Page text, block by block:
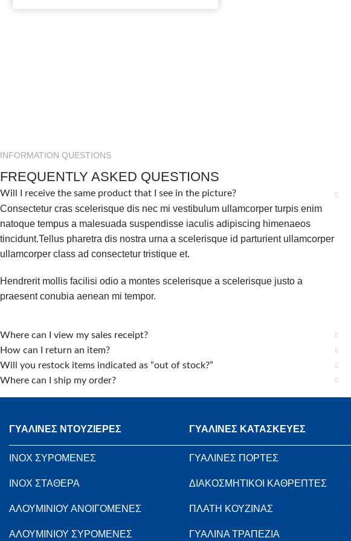
INFORMATION QUESTIONS
FREQUENTLY ASKED QUESTIONS
Will I receive the same product that I see in the picture?
Consectetur cras scelerisque dis nec mi vestibulum ullamcorper turpis enim
natoque tempus a malesuada suspendisse iaculis adipiscing himenaeos
tincidunt.Tellus pharetra dis nostra urna a scelerisque id parturient ullamcorper
ullamcorper class ad consectetur tristique et.
Hendrerit mollis facilisi odio a montes scelerisque a scelerisque justo a
praesent conubia aenean mi tempor.
Where can I view my sales receipt?
How can I return an item?
Will you restock items indicated as “out of stock?”
Where can I ship my order?
ΓΥΑΛΙΝΕΣ ΝΤΟΥΖΙΕΡΕΣ
INOX ΣΥΡΟΜΕΝΕΣ
INOX ΣΤΑΘΕΡΑ
ΑΛΟΥΜΙΝΙΟΥ ΑΝΟΙΓΟΜΕΝΕΣ
ΑΛΟΥΜΙΝΙΟΥ ΣΥΡΟΜΕΝΕΣ
ΓΥΑΛΙΝΕΣ ΚΑΤΑΣΚΕΥΕΣ
ΓΥΑΛΙΝΕΣ ΠΟΡΤΕΣ
ΔΙΑΚΟΣΜΗΤΙΚΟΙ ΚΑΘΡΕΠΤΕΣ
ΠΛΑΤΗ ΚΟΥΖΙΝΑΣ
ΓΥΑΛΙΝΑ ΤΡΑΠΕΖΙΑ